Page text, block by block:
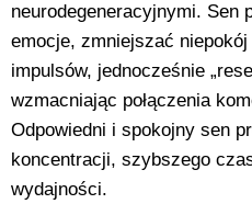
neurodegeneracyjnymi. Sen
emocje, zmniejszać
impulsów, jednocześnie
wzmacniając połączenia
Odpowiedni i spokojny sen
koncentracji, szybszego
wydajności.